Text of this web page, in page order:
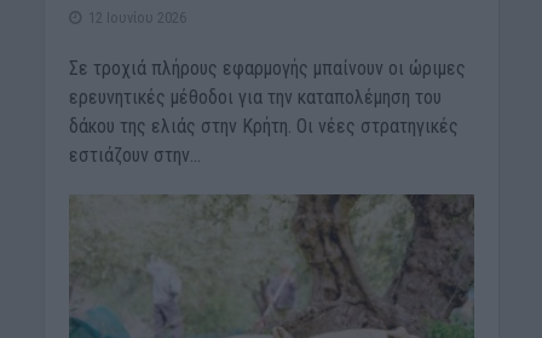
12 Ιουνίου 2026
Σε τροχιά πλήρους εφαρμογής μπαίνουν οι ώριμες
ερευνητικές μέθοδοι για την καταπολέμηση του
δάκου της ελιάς στην Κρήτη. Οι νέες στρατηγικές
εστιάζουν στην...